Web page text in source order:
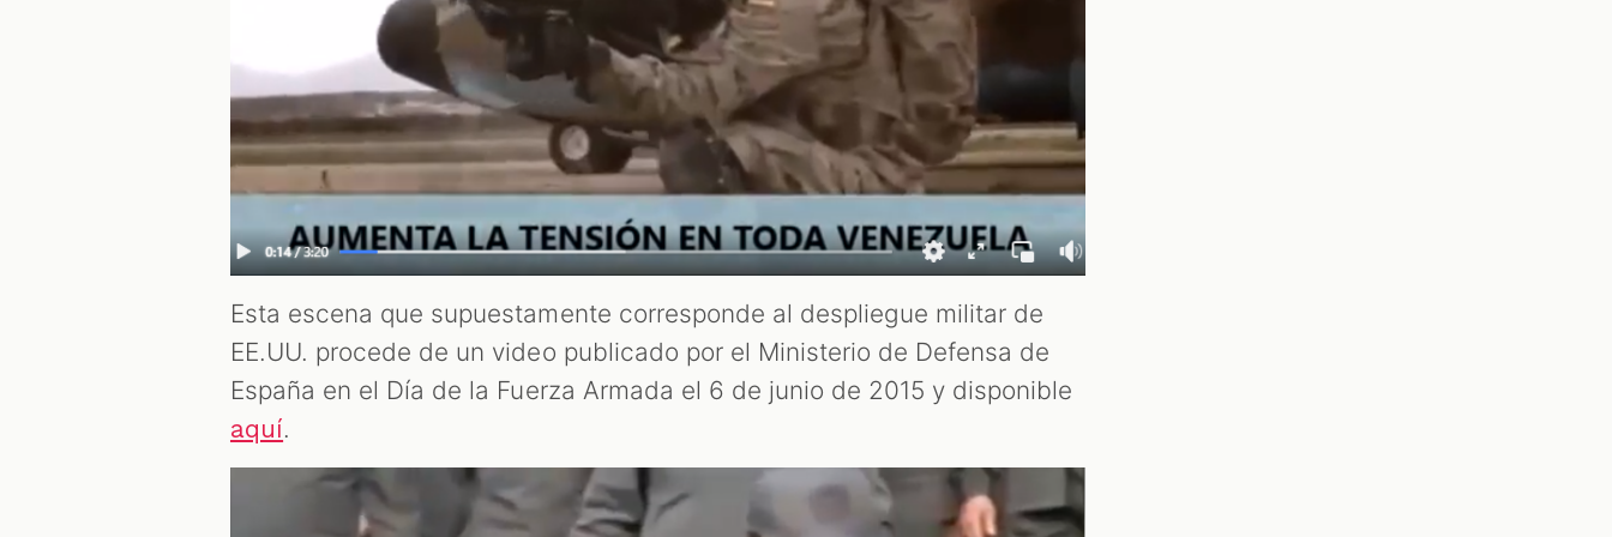
Esta escena que supuestamente corresponde al despliegue militar de
EE.UU. procede de un video publicado por el Ministerio de Defensa de
España en el Día de la Fuerza Armada el 6 de junio de 2015 y disponible
aquí.